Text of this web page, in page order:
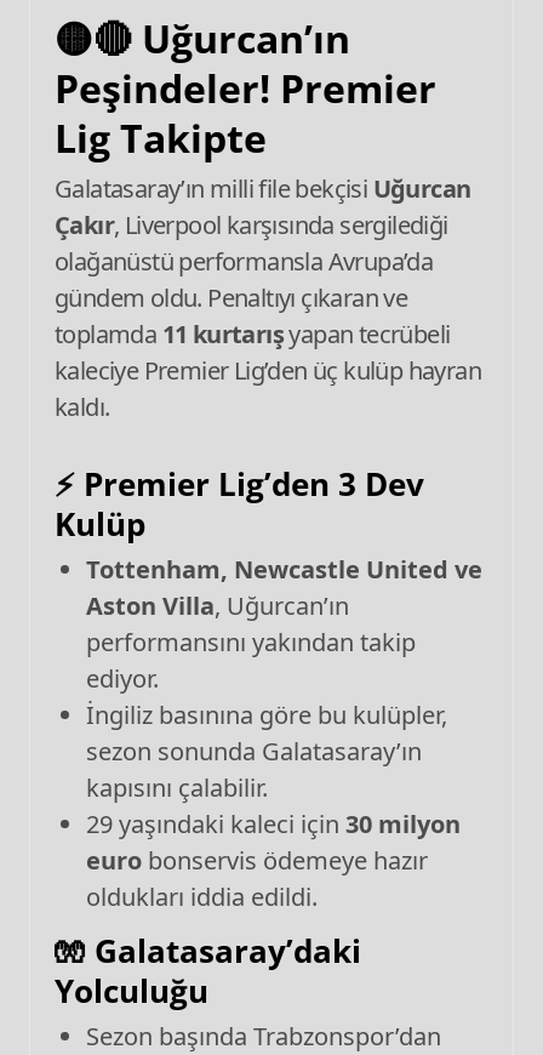
🟡🔴 Uğurcan’ın
Peşindeler! Premier
Lig Takipte
Galatasaray’ın milli file bekçisi Uğurcan
Çakır, Liverpool karşısında sergilediği
olağanüstü performansla Avrupa’da
gündem oldu. Penaltıyı çıkaran ve
toplamda 11 kurtarışyapan tecrübeli
kaleciye Premier Lig’den üç kulüp hayran
kaldı.
⚡ Premier Lig’den 3 Dev
Kulüp
Tottenham, Newcastle United ve
Aston Villa, Uğurcan’ın
performansını yakından takip
ediyor.
İngiliz basınına göre bu kulüpler,
sezon sonunda Galatasaray’ın
kapısını çalabilir.
29 yaşındaki kaleci için 30 milyon
eurobonservis ödemeye hazır
oldukları iddia edildi.
🧤 Galatasaray’daki
Yolculuğu
Sezon başında Trabzonspor’dan